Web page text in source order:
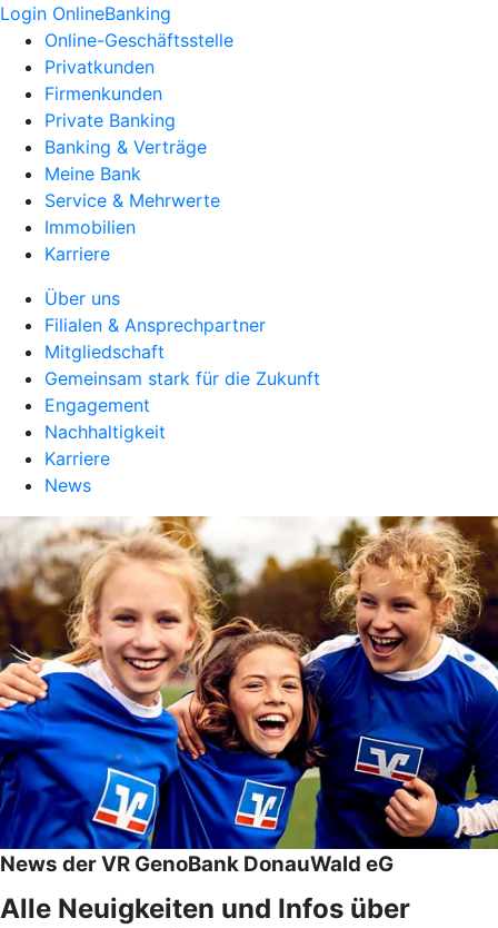
Login OnlineBanking
Online-Geschäftsstelle
Privatkunden
Firmenkunden
Private Banking
Banking & Verträge
Meine Bank
Service & Mehrwerte
Immobilien
Karriere
Über uns
Filialen & Ansprechpartner
Mitgliedschaft
Gemeinsam stark für die Zukunft
Engagement
Nachhaltigkeit
Karriere
News
News der VR GenoBank DonauWald eG
Alle Neuigkeiten und Infos über